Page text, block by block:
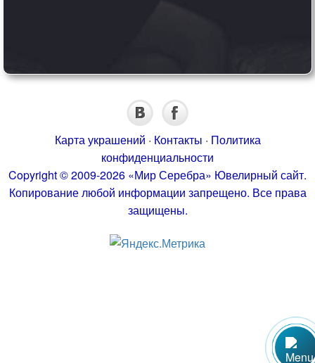
Карта украшений · Контакты · Политика
конфиденциальности
Copyright © 2009-2026 «Мир Серебра» Ювелирный сайт.
Копирование любой информации запрещено. Все права
защищены.